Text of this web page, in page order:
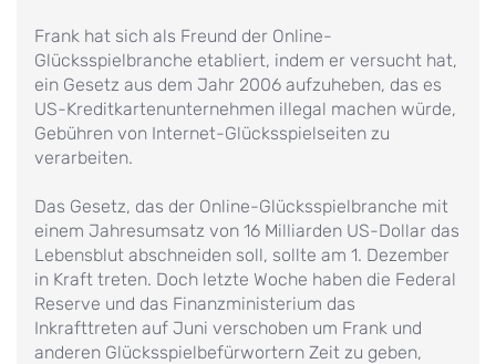
Frank hat sich als Freund der Online-
Glücksspielbranche etabliert, indem er versucht hat,
ein Gesetz aus dem Jahr 2006 aufzuheben, das es
US-Kreditkartenunternehmen illegal machen würde,
Gebühren von Internet-Glücksspielseiten zu
verarbeiten.
Das Gesetz, das der Online-Glücksspielbranche mit
einem Jahresumsatz von 16 Milliarden US-Dollar das
Lebensblut abschneiden soll, sollte am 1. Dezember
in Kraft treten. Doch letzte Woche haben die Federal
Reserve und das Finanzministerium das
Inkrafttreten auf Juni verschoben um Frank und
anderen Glücksspielbefürwortern Zeit zu geben,